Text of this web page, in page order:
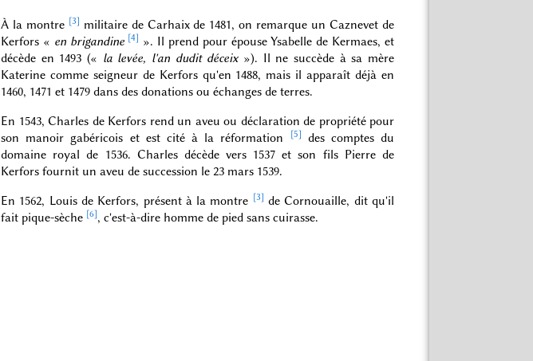
À la montre [3] militaire de Carhaix de 1481, on remarque un Caznevet de
Kerfors « en brigandine [4] ». Il prend pour épouse Ysabelle de Kermaes, et
décède en 1493 (« la levée, l'an dudit déceix»). Il ne succède à sa mère
Katerine comme seigneur de Kerfors qu'en 1488, mais il apparaît déjà en
1460, 1471 et 1479 dans des donations ou échanges de terres.
En 1543, Charles de Kerfors rend un aveu ou déclaration de propriété pour
son manoir gabéricois et est cité à la réformation
[5]
des comptes du
domaine royal de 1536. Charles décède vers 1537 et son fils Pierre de
Kerfors fournit un aveu de succession le 23 mars 1539.
En 1562, Louis de Kerfors, présent à la montre [3] de Cornouaille, dit qu'il
fait pique-sèche [6], c'est-à-dire homme de pied sans cuirasse.